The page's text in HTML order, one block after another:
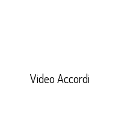
Video Accordi